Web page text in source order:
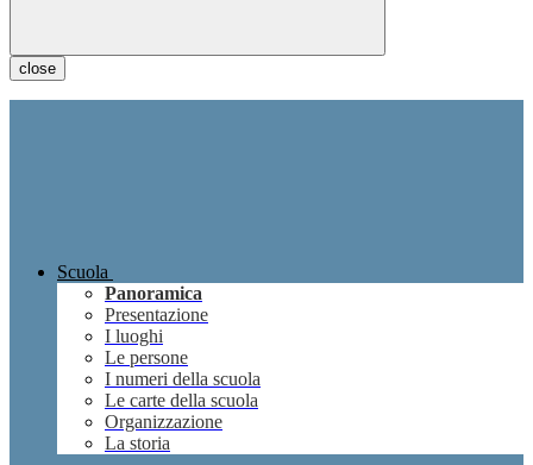
close
Scuola
Panoramica
Presentazione
I luoghi
Le persone
I numeri della scuola
Le carte della scuola
Organizzazione
La storia